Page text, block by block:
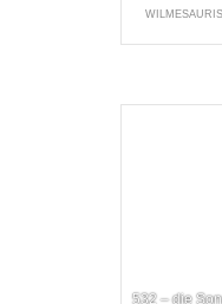
532 – die